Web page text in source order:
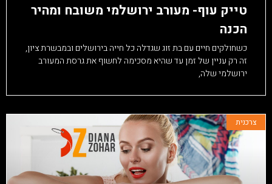
טייק עוף- מעורב ירושלמי משובח ומהיר
הכנה
כשחולקים חיים עם בת זוג שגדלה כל חייה בירושלים ובמבשרת ציון,
זה רק עניין של זמן עד שהיא מסכימה לחשוף את גרסת המעורב
ירושלמי שלה,
צרכנית